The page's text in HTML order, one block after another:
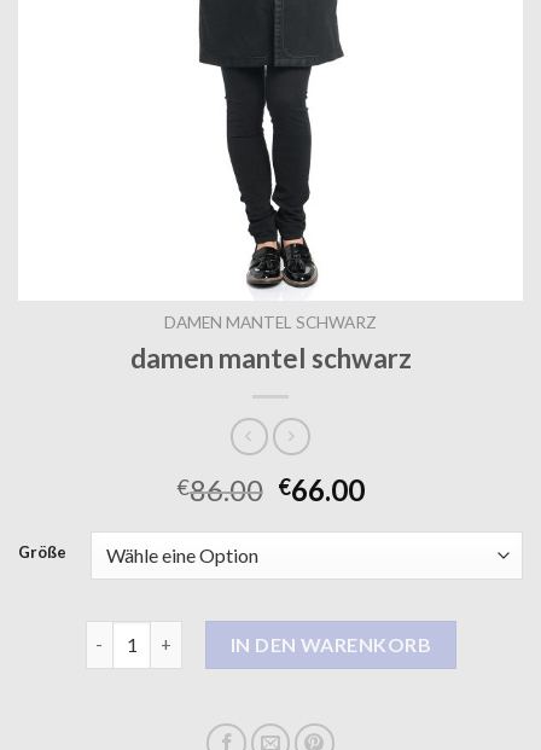
DAMEN MANTEL SCHWARZ
damen mantel schwarz
€86.00 €66.00
Größe
IN DEN WARENKORB